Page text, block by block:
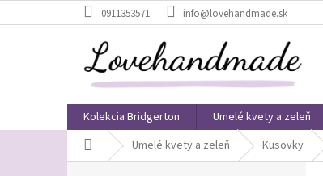
na
0911353571 info@lovehandmade.sk
Kolekcia Bridgerton Umelé kvety a zeleň
DomovUmelé kvety a zeleň Kusovky